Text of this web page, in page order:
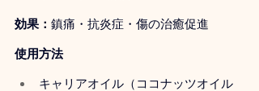
効果： 鎮痛・抗炎症・傷の治癒促進
使用方法
キャリアオイル（ココナッツオイル